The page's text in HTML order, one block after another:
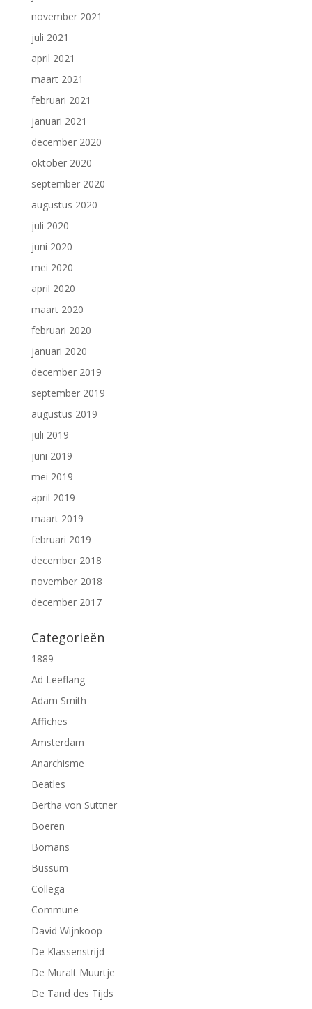
november 2021
juli 2021
april 2021
maart 2021
februari 2021
januari 2021
december 2020
oktober 2020
september 2020
augustus 2020
juli 2020
juni 2020
mei 2020
april 2020
maart 2020
februari 2020
januari 2020
december 2019
september 2019
augustus 2019
juli 2019
juni 2019
mei 2019
april 2019
maart 2019
februari 2019
december 2018
november 2018
december 2017
Categorieën
1889
Ad Leeflang
Adam Smith
Affiches
Amsterdam
Anarchisme
Beatles
Bertha von Suttner
Boeren
Bomans
Bussum
Collega
Commune
David Wijnkoop
De Klassenstrijd
De Muralt Muurtje
De Tand des Tijds